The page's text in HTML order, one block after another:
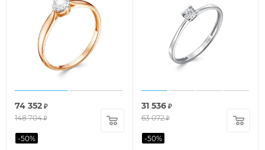
74 352 ₽
148 704₽
-50%
31 536₽
63 072₽
-50%